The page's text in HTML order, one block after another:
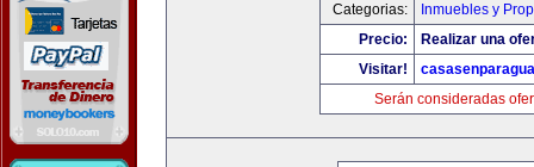
Categorias:
Inmuebles y
Precio:
Realizar una
Visitar!
Serán consideradas